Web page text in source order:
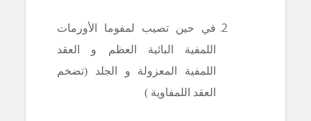
في حين تصيب لمفوما الأورمات
اللمفية البائية العظم و العقد
اللمفية المعزولة و الجلد (تضخم
العقد اللمفاوية )